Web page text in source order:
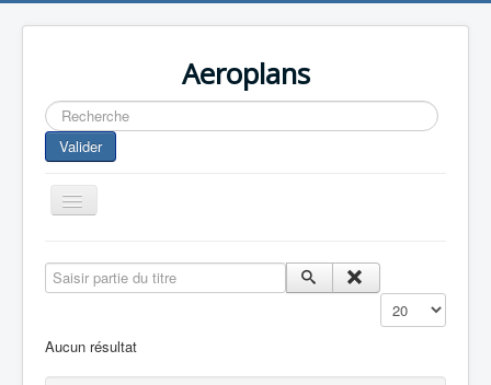
Aeroplans
Rechercher
Valider
Toggle
Navigation
Aviation Commerciale
Saisir partie du titre
Affichage #
Aucun résultat